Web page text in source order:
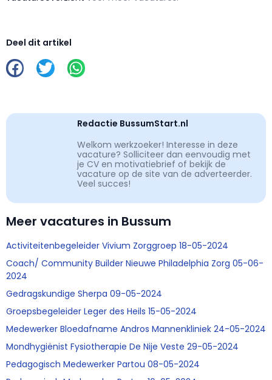
Deel dit artikel
Redactie BussumStart.nl
Welkom werkzoeker! Interesse in deze
vacature? Solliciteer dan eenvoudig met
je CV en motivatiebrief of bekijk de
vacature op de site van de adverteerder.
Veel succes!
Meer vacatures in Bussum
Activiteitenbegeleider Vivium Zorggroep 18-05-2024
Coach/ Community Builder Nieuwe Philadelphia Zorg 05-06-
2024
Gedragskundige Sherpa 09-05-2024
Groepsbegeleider Leger des Heils 15-05-2024
Medewerker Bloedafname Andros Mannenkliniek 24-05-2024
Mondhygiënist Fysiotherapie De Nije Veste 29-05-2024
Pedagogisch Medewerker Partou 08-05-2024